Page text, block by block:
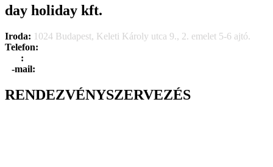
day holiday kft.
Iroda: 1024 Budapest, Keleti Károly utca 9., 2. emelet 5-6 ajtó.
Telefon:
:
-mail:
RENDEZVÉNYSZERVEZÉS